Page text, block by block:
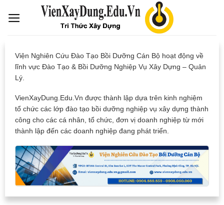
Viện Nghiên Cứu Đào Tạo Bồi Dưỡng Cán Bộ hoạt động về
lĩnh vực Đào Tạo & Bồi Dưỡng Nghiệp Vụ Xây Dựng – Quản
Lý.
VienXayDung.Edu.Vn được thành lập dựa trên kinh nghiệm
tổ chức các lớp đào tạo bồi dưỡng nghiệp vụ xây dựng thành
công cho các cá nhân, tổ chức, đơn vị doanh nghiệp từ mới
thành lập đến các doanh nghiệp đang phát triển.